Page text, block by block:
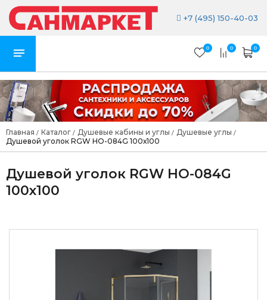
+7 (495) 150-40-03
0 0 0
Главная / Каталог / Душевые кабины и углы / Душевые углы /
Душевой уголок RGW HO-084G 100х100
Душевой уголок RGW HO-084G
100х100